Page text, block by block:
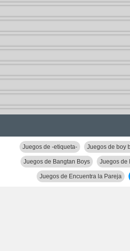
Juegos de -etiqueta- Juegos de boy
Juegos de Bangtan Boys Juegos de
Juegos de Encuentra la Pareja